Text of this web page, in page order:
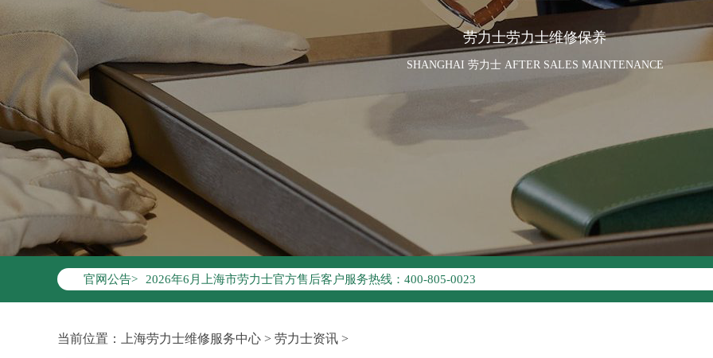
劳力士劳力士维修保养
SHANGHAI 劳力士 AFTER SALES MAINTENANCE
官网公告>
2026年6月劳力士上海市售后服务网络优化升级公告
2026年6月上海市劳力士官方售后客户服务热线：400-805-0023
2026年6月劳力士售后服务中心最新网点地址：
上海市徐汇区虹桥路3号港汇中心写字楼2座37层3705室（需提前预约）
上海市黄浦区南京东路299号宏伊国际广场写字楼8层806室劳力士售后服务中心（需提前预约）
当前位置： 上海劳力士维修服务中心 > 劳力士资讯 >